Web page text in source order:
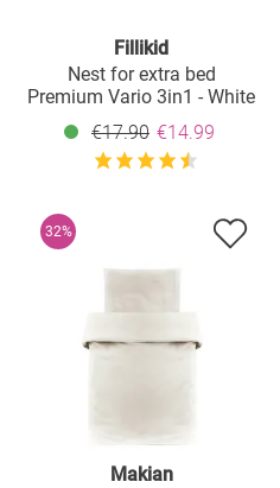
Fillikid
Nest for extra bed
Premium Vario 3in1 - White
€17.90 €14.99
32%
Makian